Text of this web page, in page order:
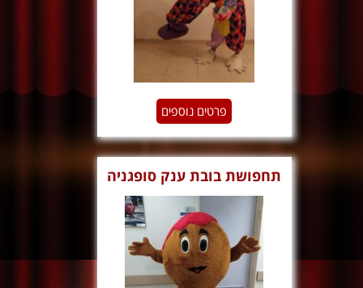
פרטים נוספים
תחפושת בובת ענק סופגניה